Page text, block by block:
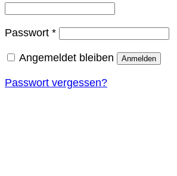
Passwort *Erforderlich
Angemeldet bleiben Anmelden
Passwort vergessen?